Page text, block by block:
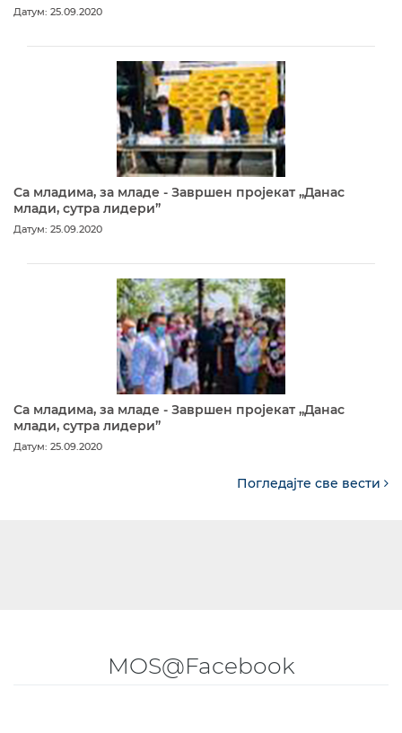
Датум: 25.09.2020
Са младима, за младе - Завршен пројекат „Данас
млади, сутра лидери”
Датум: 25.09.2020
Са младима, за младе - Завршен пројекат „Данас
млади, сутра лидери”
Датум: 25.09.2020
Погледајте све вести
MOS@Facebook